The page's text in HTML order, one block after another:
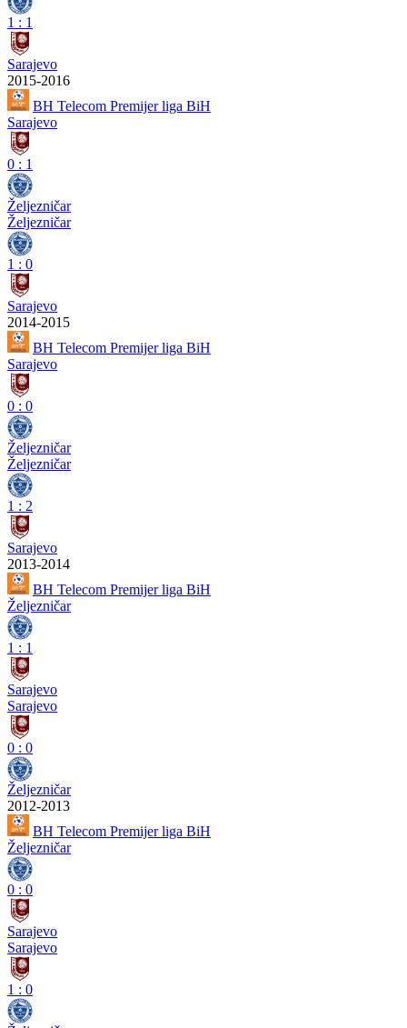
1 : 1
Sarajevo
2015-2016
BH Telecom Premijer liga BiH
Sarajevo
0 : 1
Željezničar
Željezničar
1 : 0
Sarajevo
2014-2015
BH Telecom Premijer liga BiH
Sarajevo
0 : 0
Željezničar
Željezničar
1 : 2
Sarajevo
2013-2014
BH Telecom Premijer liga BiH
Željezničar
1 : 1
Sarajevo
Sarajevo
0 : 0
Željezničar
2012-2013
BH Telecom Premijer liga BiH
Željezničar
0 : 0
Sarajevo
Sarajevo
1 : 0